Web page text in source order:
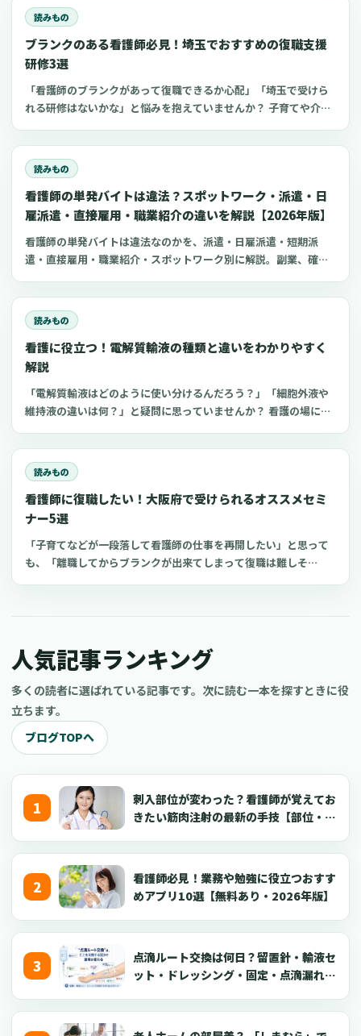
ムを中心に、老人ホームに入所した利用者さんと介護職にとって
快適な部屋着のポイントをご紹介します。
読みもの
ブランクのある看護師必見！埼玉でおすすめの復職支援
研修3選
「看護師のブランクがあって復職できるか心配」「埼玉で受けら
れる研修はないかな」と悩みを抱えていませんか？ 子育てや介護
の看護技術に不安を感じてしまうもの。近年、厚生労働省などが
潜在看護師の復職支援に力を入れています。復職支援研修を活用
すれば、ブランク看護師でもスムーズな復職がかなえられます。
今回は、埼玉でおすすめの看護師向け復職支援研修をご紹介しま
す。
読みもの
看護師の単発バイトは違法？スポットワーク・派遣・日
雇派遣・直接雇用・職業紹介の違いを解説【2026年版】
看護師の単発バイトは違法なのかを、派遣・日雇派遣・短期派
遣・直接雇用・職業紹介・スポットワーク別に解説。副業、確定
点も整理します。
読みもの
看護に役立つ！電解質輸液の種類と違いをわかりやすく
解説
「電解質輸液はどのように使い分けるんだろう？」「細胞外液や
維持液の違いは何？」と疑問に思っていませんか？ 看護の場にお
類は多く、看護師がそれぞれの輸液製剤の特徴や使い分けを理解
するのは難しいものです。 今回は、看護師が知っておきたい電解
質輸液の種類と違いについてわかりやすく解説します。
読みもの
看護師に復職したい！大阪府で受けられるオススメセミ
ナー5選
「子育てなどが一段落して看護師の仕事を再開したい」と思って
も、「離職してからブランクが出来てしまって復職は難しそ
師の人材不足がつづいており、最近では潜在看護師が安心して復
でおすすめの復職支援セミナーを5つご紹介します。
人気記事ランキング
多くの読者に選ばれている記事です。次に読む一本を探すときに役
立ちます。
ブログTOPへ
刺入部位が変わった？看護師が覚えてお
きたい筋肉注射の最新の手技【部位・
看護師必見！業務や勉強に役立つおすす
めアプリ10選【無料あり・2026年版】
点滴ルート交換は何日？留置針・輸液セ
ット・ドレッシング・固定・点滴漏れ対